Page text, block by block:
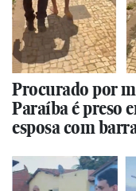
Procurado por
Paraíba é preso
esposa com